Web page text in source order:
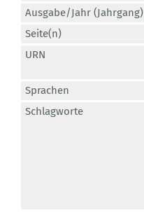
Ausgabe/Jahr (Jahrgang)
Seite(n)
URN
Sprachen
Schlagworte